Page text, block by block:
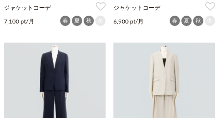
ジャケットコーデ
7,100 pt/月 春 夏 秋
ジャケットコーデ
6,900 pt/月 春 夏 秋